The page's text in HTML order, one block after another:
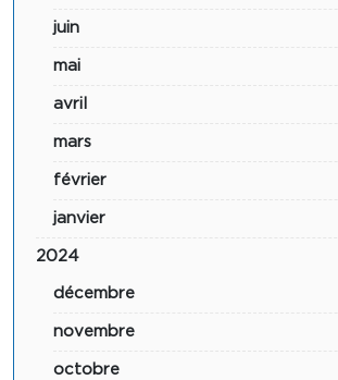
juin
mai
avril
mars
février
janvier
2024
décembre
novembre
octobre